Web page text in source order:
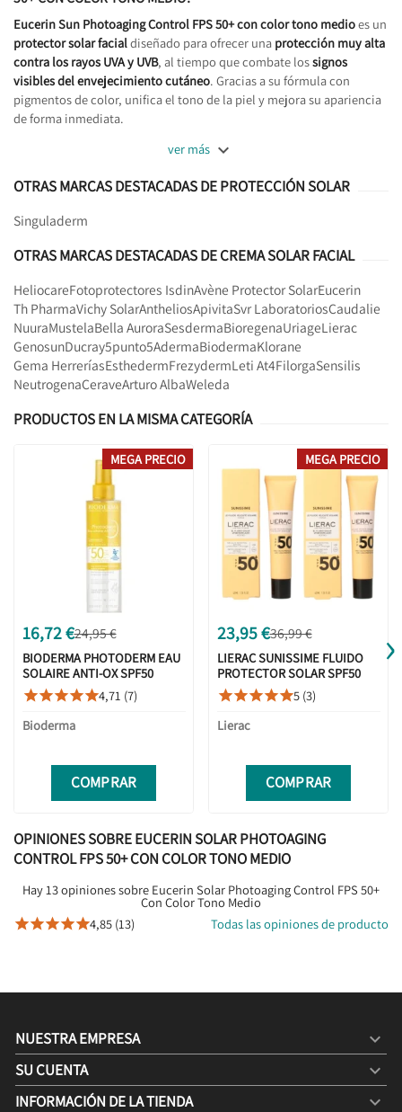
Eucerin Sun Photoaging Control FPS 50+ con color tono medioes un
protector solar facialdiseñado para ofrecer una protección muy alta
contra los rayos UVA y UVB, al tiempo que combate lossignos
visibles del envejecimiento cutáneo. Gracias a su fórmula con
pigmentos de color, unifica el tono de la piel y mejora su apariencia
de forma inmediata.
ver más 
OTRAS MARCAS DESTACADAS DE PROTECCIÓN SOLAR
Singuladerm
OTRAS MARCAS DESTACADAS DE CREMA SOLAR FACIAL
HeliocareFotoprotectores IsdinAvène Protector SolarEucerin
Th PharmaVichy SolarAntheliosApivitaSvr LaboratoriosCaudalie
NuuraMustelaBella AuroraSesdermaBioregenaUriageLierac
GenosunDucray5punto5AdermaBiodermaKlorane
Gema HerreríasEsthedermFrezydermLeti At4FilorgaSensilis
NeutrogenaCeraveArturo AlbaWeleda
PRODUCTOS EN LA MISMA CATEGORÍA
16,72 €24,95 €
BIODERMA PHOTODERM EAU
SOLAIRE ANTI-OX SPF50
200ML
4,71 (7)
Bioderma
COMPRAR
MEGA PRECIO
23,95 €36,99 €
LIERAC SUNISSIME FLUIDO
PROTECTOR SOLAR SPF50
40ML + 40ML DUPLO
PROMOCIÓN
5 (3)
Lierac
COMPRAR
MEGA PRECIO
›
OPINIONES SOBRE EUCERIN SOLAR PHOTOAGING
CONTROL FPS 50+ CON COLOR TONO MEDIO
Hay 13 opiniones sobre Eucerin Solar Photoaging Control FPS 50+
Con Color Tono Medio
4,85 (13) Todas las opiniones de producto
NUESTRA EMPRESA 
SU CUENTA 
INFORMACIÓN DE LA TIENDA keyboard_arrow_down